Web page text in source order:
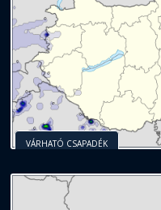
VÁRHATÓ CSAPADÉK